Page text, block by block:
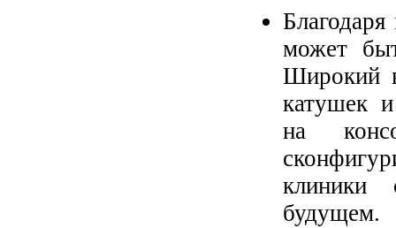
может
Широкий
катушек и
на
клиники
будущем.